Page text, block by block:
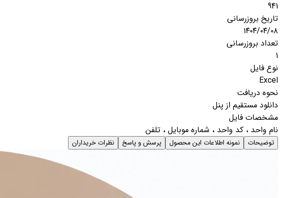
941
تاریخ بروزرسانی
۱۴۰۴/۰۴/۰۸
تعداد بروزرسانی
1
نوع فایل
Excel
نحوه دریافت
دانلود مستقیم از پنل
مشخصات فایل
نام واحد ، کد واحد ، شماره موبایل ، تلفن
توضیحات نمونه اطلاعات این محصول پرسش و پاسخ نظرات خریداران